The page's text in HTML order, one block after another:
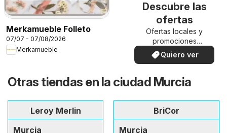
Merkamueble Folleto
07/07 - 07/08/2026
Merkamueble
Descubre las
ofertas
Ofertas locales y
promociones
especiales.
Quiero ver
Otras tiendas en la ciudad Murcia
Leroy Merlin
Murcia
BriCor
Murcia